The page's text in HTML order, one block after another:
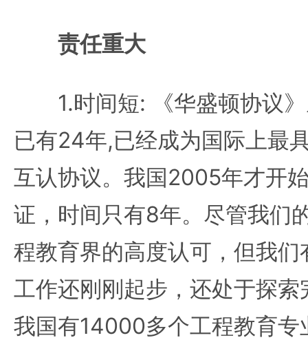
责任重大
1.时间短: 《华盛顿协议》
已有24年,已经成为国际上最
互认协议。我国2005年才开
证，时间只有8年。尽管我们
程教育界的高度认可，但我
工作还刚刚起步，还处于探
我国有14000多个工程教育专